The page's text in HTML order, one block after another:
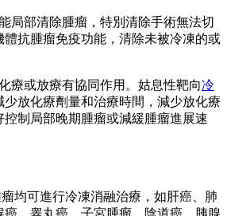
部清除腫瘤，特別清除手術無法切
體抗腫瘤免疫功能，清除未被冷凍的或
或放療有協同作用。姑息性靶向冷
少放化療劑量和治療時間，減少放化療
制局部晚期腫瘤或減緩腫瘤進展速
可進行冷凍消融治療，如肝癌、肺
、睾丸癌、子宮腫瘤、陰道癌、胰腺